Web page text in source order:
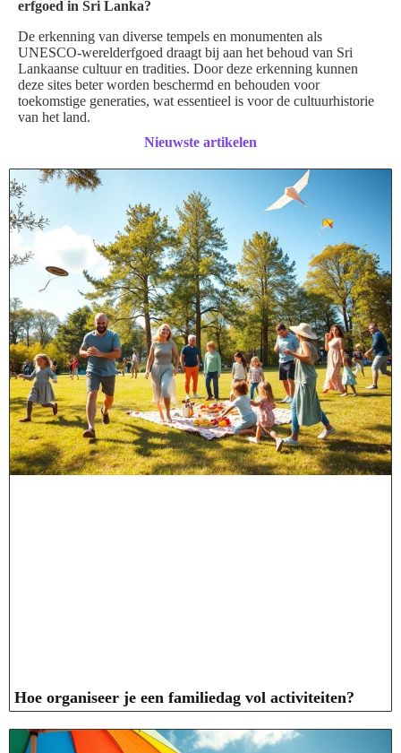
erfgoed in Sri Lanka?
De erkenning van diverse tempels en monumenten als
UNESCO-werelderfgoed draagt bij aan het behoud van Sri
Lankaanse cultuur en tradities. Door deze erkenning kunnen
deze sites beter worden beschermd en behouden voor
toekomstige generaties, wat essentieel is voor de cultuurhistorie
van het land.
Nieuwste artikelen
Hoe organiseer je een familiedag vol activiteiten?